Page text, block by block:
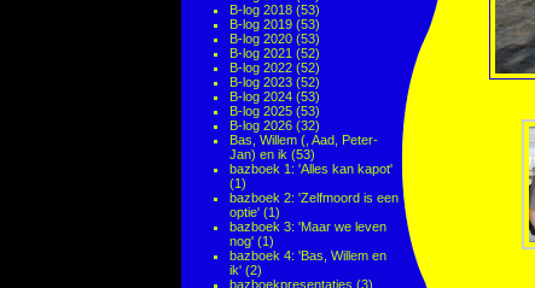
B-log 2018 (53)
B-log 2019 (53)
B-log 2020 (53)
B-log 2021 (52)
B-log 2022 (52)
B-log 2023 (52)
B-log 2024 (53)
B-log 2025 (53)
B-log 2026 (32)
Bas, Willem (, Aad, Peter-
Jan) en ik (53)
bazboek 1: 'Alles kan kapot'
(1)
bazboek 2: 'Zelfmoord is een
optie' (1)
bazboek 3: 'Maar we leven
nog' (1)
bazboek 4: 'Bas, Willem en
ik' (2)
bazboekpresentaties (3)